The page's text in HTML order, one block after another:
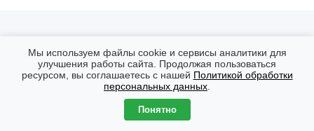
Мы используем файлы cookie и сервисы аналитики для
улучшения работы сайта. Продолжая пользоваться
ресурсом, вы соглашаетесь с нашей Политикой обработки
персональных данных
Понятно